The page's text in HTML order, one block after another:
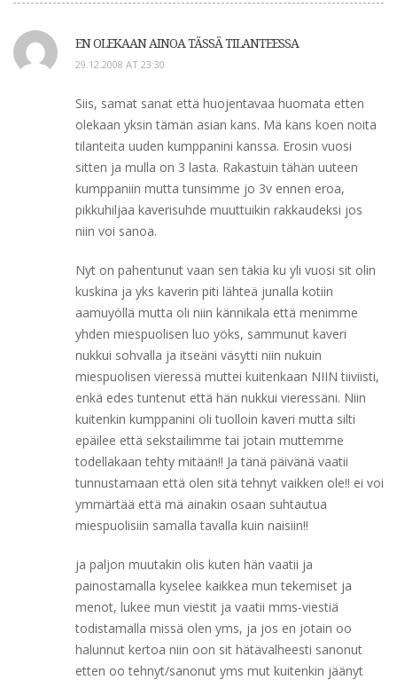
EN OLEKAAN AINOA TÄSSÄ TILANTEESSA
29.12.2008 AT 23:30
Siis, samat sanat että huojentavaa huomata etten
olekaan yksin tämän asian kans. Mä kans koen noita
tilanteita uuden kumppanini kanssa. Erosin vuosi
sitten ja mulla on 3 lasta. Rakastuin tähän uuteen
kumppaniin mutta tunsimme jo 3v ennen eroa,
pikkuhiljaa kaverisuhde muuttuikin rakkaudeksi jos
niin voi sanoa.
Nyt on pahentunut vaan sen takia ku yli vuosi sit olin
kuskina ja yks kaverin piti lähteä junalla kotiin
aamuyöllä mutta oli niin kännikala että menimme
yhden miespuolisen luo yöks, sammunut kaveri
nukkui sohvalla ja itseäni väsytti niin nukuin
miespuolisen vieressä muttei kuitenkaan NIIN tiiviisti,
enkä edes tuntenut että hän nukkui vieressäni. Niin
kuitenkin kumppanini oli tuolloin kaveri mutta silti
epäilee että sekstailimme tai jotain muttemme
todellakaan tehty mitään!! Ja tänä päivänä vaatii
tunnustamaan että olen sitä tehnyt vaikken ole!! ei voi
ymmärtää että mä ainakin osaan suhtautua
miespuolisiin samalla tavalla kuin naisiin!!
ja paljon muutakin olis kuten hän vaatii ja
painostamalla kyselee kaikkea mun tekemiset ja
menot, lukee mun viestit ja vaatii mms-viestiä
todistamalla missä olen yms, ja jos en jotain oo
halunnut kertoa niin oon sit hätävalheesti sanonut
etten oo tehnyt/sanonut yms mut kuitenkin jäänyt